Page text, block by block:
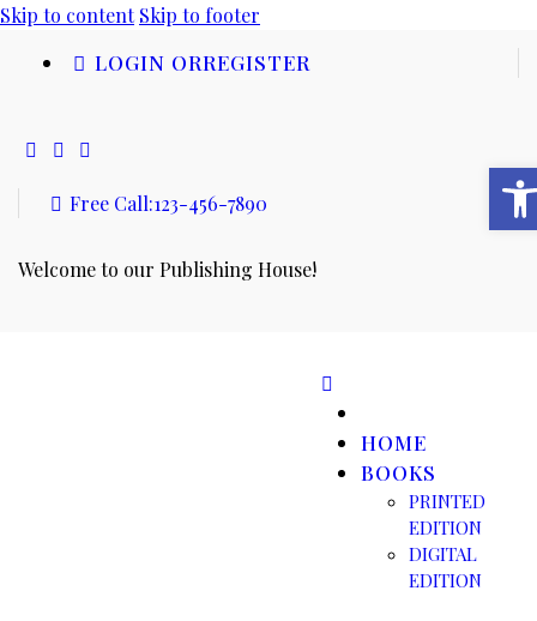
Skip to content Skip to footer
Welcome to our Publishing House!
LOGIN ORREGISTER
Free Call:123-456-7890
HOME
BOOKS
PRINTED
EDITION
DIGITAL
EDITION
Open toolbar